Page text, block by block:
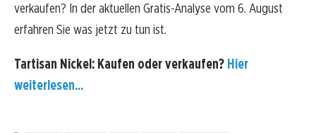
verkaufen? In der aktuellen Gratis-Analyse vom 6. August
erfahren Sie was jetzt zu tun ist.
Tartisan Nickel: Kaufen oder verkaufen? Hier
weiterlesen...